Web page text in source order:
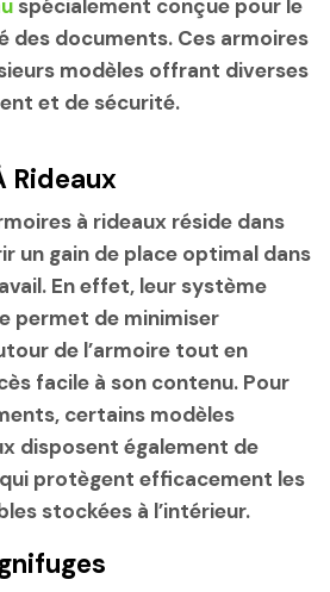
spécialement conçue pour le
des documents. Ces armoires
modèles offrant diverses
et de sécurité.
Rideaux
à rideaux réside dans
un gain de place optimal dans
En effet, leur système
permet de minimiser
de l’armoire tout en
facile à son contenu. Pour
certains modèles
disposent également de
protègent efficacement les
stockées à l’intérieur.